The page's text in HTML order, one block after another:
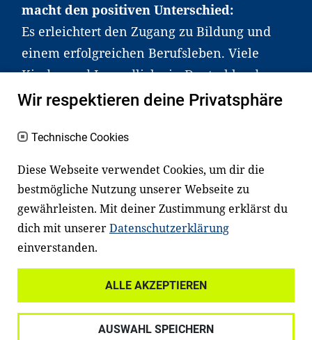
macht den positiven Unterschied:
Es erleichtert den Zugang zu Bildung und
einem erfolgreichen Berufsleben. Viele
Kinder und Jugendliche in Deutschland
haben aber große Schwierigkeiten dabei.
an Familien sowie an Erzieher*innen,
Fachexpert*innen. Dafür arbeiten wir eng
mit Ministerien, wissenschaftlichen
Einrichtungen, Verbänden, Unternehmen
und anderen Stiftungen zusammen.
Datenschutz
Wir respektieren deine Privatsphäre
Technische Cookies
Diese Webseite verwendet Cookies, um dir die
bestmögliche Nutzung unserer Webseite zu
gewährleisten. Mit deiner Zustimmung erklärst du
dich mit unsererDatenschutzerklärung
einverstanden.
ALLE AKZEPTIEREN
AUSWAHL SPEICHERN